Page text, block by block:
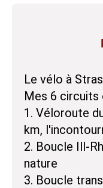
Le vélo à
Mes 6 circuits
1. Véloroute
km,
2. Boucle Ill-
nature
3. Boucle